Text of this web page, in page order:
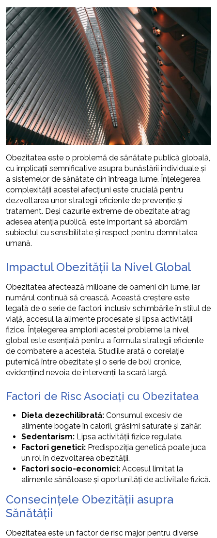
Obezitatea este o problemă de sănătate publică globală,
cu implicații semnificative asupra bunăstării individuale și
a sistemelor de sănătate din întreaga lume. Înțelegerea
complexității acestei afecțiuni este crucială pentru
dezvoltarea unor strategii eficiente de prevenție și
tratament. Deși cazurile extreme de obezitate atrag
adesea atenția publică, este important să abordăm
subiectul cu sensibilitate și respect pentru demnitatea
umană.
Impactul Obezității la Nivel Global
Obezitatea afectează milioane de oameni din lume, iar
numărul continuă să crească. Această creștere este
legată de o serie de factori, inclusiv schimbările în stilul de
viață, accesul la alimente procesate și lipsa activității
fizice. Înțelegerea amplorii acestei probleme la nivel
global este esențială pentru a formula strategii eficiente
de combatere a acesteia. Studiile arată o corelație
puternică între obezitate și o serie de boli cronice,
evidențiind nevoia de intervenții la scară largă.
Factori de Risc Asociați cu Obezitatea
Dieta dezechilibrată: Consumul excesiv de
alimente bogate în calorii, grăsimi saturate și zahăr.
Sedentarism: Lipsa activității fizice regulate.
Factori genetici: Predispoziția genetică poate juca
un rol în dezvoltarea obezității.
Factori socio-economici: Accesul limitat la
alimente sănătoase și oportunități de activitate fizică.
Consecințele Obezității asupra
Sănătății
Obezitatea este un factor de risc major pentru diverse